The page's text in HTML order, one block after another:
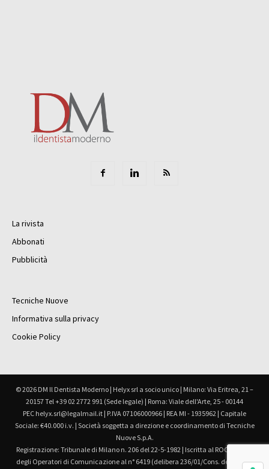
La rivista
Abbonati
Pubblicità
Tecniche Nuove
Informativa sulla privacy
Cookie Policy
© 2026 DM Il Dentista Moderno | Helyx srl a socio unico | Milano: Via Eritrea, 21 –
20157 Tel +39 02 2772 991 (Sede legale) | Roma: Viale dell'Arte, 25 - 00144
PEC helyx.srl@legalmail.it | P.IVA 07106000966 | REA MI - 1935962 | Capitale
Sociale: €40.000 i.v. | Società soggetta a direzione e coordinamento di Tecniche
Nuove S.p.A.
Registrazione: Tribunale di Milano n. 206 del 22-5-1982 | Iscritta al ROC Registro
degli Operatori di Comunicazione al n° 6419 (delibera 236/01/Cons. del 30.6.01